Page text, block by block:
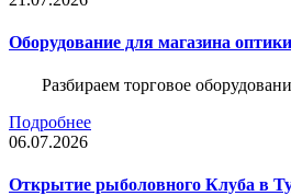
Оборудование для магазина
Разбираем торговое
Подробнее
06.07.2026
Открытие рыболовного Клуба в